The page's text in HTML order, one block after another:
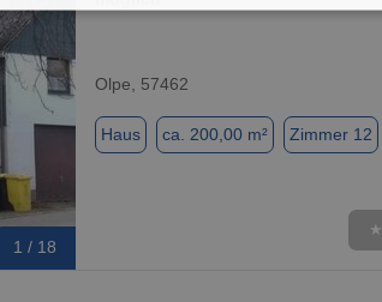
1 / 18
Olpe, 57462
Haus ca. 200,00 m² Zimmer 12
★